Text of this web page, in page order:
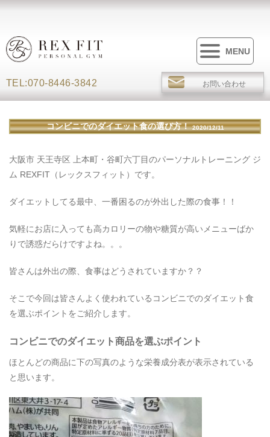
MENU
TEL:070-8446-3842 お問い合わせ
コンビニでのダイエット食の選び方！2020/12/11
大阪市 天王寺区 上本町・谷町六丁目のパーソナルトレーニング ジ
ム REXFIT（レックスフィット）です。
ダイエットしてる最中、一番困るのが外出した際の食事！！
気軽にお店に入っても高カロリーの物や糖質が高いメニューばか
りで誘惑だらけですよね。。。
皆さんは外出の際、食事はどうされていますか？？
そこで今回は皆さんよく使われているコンビニでのダイエット食
を選ぶポイントをご紹介します。
コンビニでのダイエット商品を選ぶポイント
ほとんどの商品に下の写真のような栄養成分表が表示されている
と思います。